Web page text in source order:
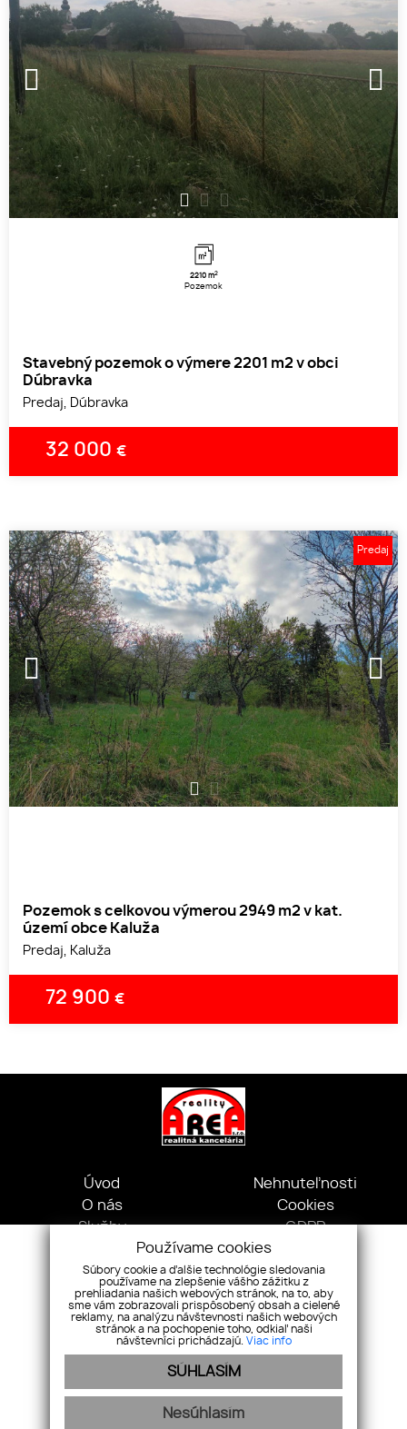
1 3
2210 m2
Pozemok
Stavebný pozemok o výmere 2201 m2 v obci
Dúbravka
Predaj, Dúbravka
32 000 €
1 2
Pozemok s celkovou výmerou 2949 m2 v kat.
území obce Kaluža
Predaj, Kaluža
72 900 €
Predaj
Úvod
O nás
Služby
Nehnuteľnosti
Cookies
GDPR
Kpt. Nálepku, 1072/20 Michalovce 071 01, Slovensko
+421 919 078 018
areareality.asistentka@gmail.com
Pridajte si nás
Používame cookies
Súbory cookie a ďalšie technológie sledovania
používame na zlepšenie vášho zážitku z
prehliadania našich webových stránok, na to, aby
sme vám zobrazovali prispôsobený obsah a cielené
reklamy, na analýzu návštevnosti našich webových
stránok a na pochopenie toho, odkiaľ naši
návštevníci prichádzajú. Viac info
SÚHLASÍM
Nesúhlasím